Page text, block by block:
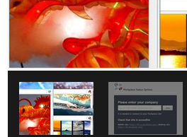
資
料。
個
延